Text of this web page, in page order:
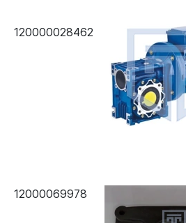
120000028462
12000069978